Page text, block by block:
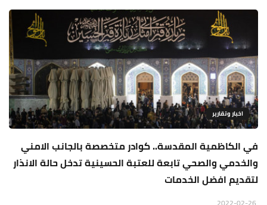
اخبار وتقارير
في الكاظمية المقدسة.. كوادر متخصصة بالجانب الامني
والخدمي والصحي تابعة للعتبة الحسينية تدخل حالة الانذار
لتقديم افضل الخدمات